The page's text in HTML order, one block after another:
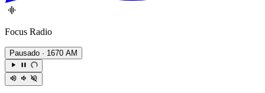
Focus Radio
Pausado · 1670 AM